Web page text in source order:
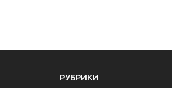
РУБРИКИ